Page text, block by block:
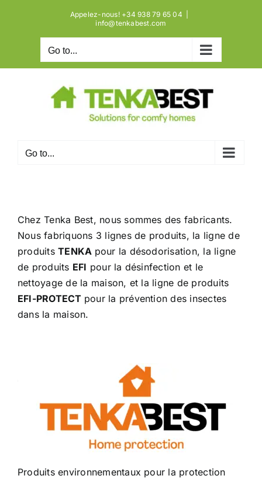
Appelez-nous! +34 938 79 65 04
info@tenkabest.com
Go to...
Go to...
Chez Tenka Best, nous sommes des fabricants.
Nous fabriquons 3 lignes de produits, la ligne de
produitsTENKA pour la désodorisation, la ligne
de produits EFI pour la désinfection et le
nettoyage de la maison, et la ligne de produits
EFI-PROTECT pour la prévention des insectes
dans la maison.
Produits environnementaux pour la protection